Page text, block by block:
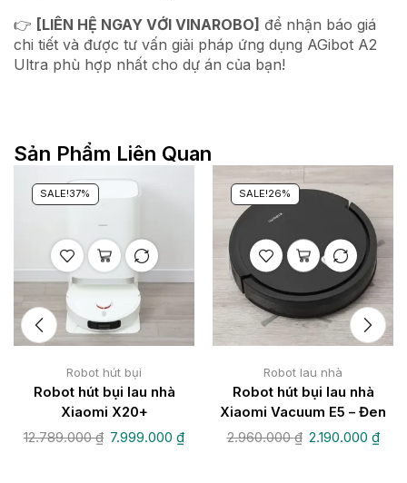
👉 [LIÊN HỆ NGAY VỚI VINAROBO] để nhận báo giá
chi tiết và được tư vấn giải pháp ứng dụng AGibot A2
Ultra phù hợp nhất cho dự án của bạn!
Sản Phẩm Liên Quan
SALE!37%
Robot hút bụi
Robot hút bụi lau nhà
Xiaomi X20+
12.789.000₫ 7.999.000 ₫
SALE!26%
Robot lau nhà
Robot hút bụi lau nhà
Xiaomi Vacuum E5 – Đen
2.960.000₫ 2.190.000 ₫